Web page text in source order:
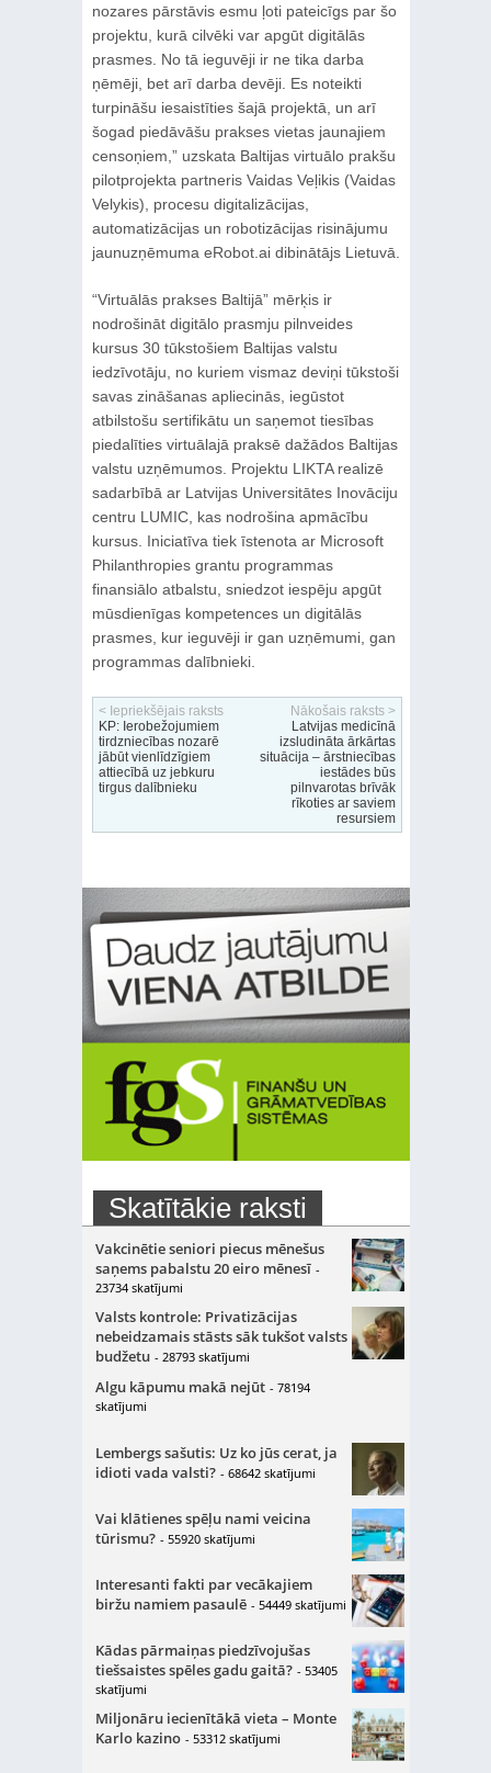
nozares pārstāvis esmu ļoti pateicīgs par šo
projektu, kurā cilvēki var apgūt digitālās
prasmes. No tā ieguvēji ir ne tika darba
ņēmēji, bet arī darba devēji. Es noteikti
turpināšu iesaistīties šajā projektā, un arī
šogad piedāvāšu prakses vietas jaunajiem
censoņiem,” uzskata Baltijas virtuālo prakšu
pilotprojekta partneris Vaidas Veļikis (Vaidas
Velykis), procesu digitalizācijas,
automatizācijas un robotizācijas risinājumu
jaunuzņēmuma eRobot.ai dibinātājs Lietuvā.
“Virtuālās prakses Baltijā” mērķis ir
nodrošināt digitālo prasmju pilnveides
kursus 30 tūkstošiem Baltijas valstu
iedzīvotāju, no kuriem vismaz deviņi tūkstoši
savas zināšanas apliecinās, iegūstot
atbilstošu sertifikātu un saņemot tiesības
piedalīties virtuālajā praksē dažādos Baltijas
valstu uzņēmumos. Projektu LIKTA realizē
sadarbībā ar Latvijas Universitātes Inovāciju
centru LUMIC, kas nodrošina apmācību
kursus. Iniciatīva tiek īstenota ar Microsoft
Philanthropies grantu programmas
finansiālo atbalstu, sniedzot iespēju apgūt
mūsdienīgas kompetences un digitālās
prasmes, kur ieguvēji ir gan uzņēmumi, gan
programmas dalībnieki.
< Iepriekšējais raksts
KP: Ierobežojumiem
tirdzniecības nozarē
jābūt vienlīdzīgiem
attiecībā uz jebkuru
tirgus dalībnieku
Nākošais raksts >
Latvijas medicīnā
izsludināta ārkārtas
situācija – ārstniecības
iestādes būs
pilnvarotas brīvāk
rīkoties ar saviem
resursiem
Skatītākie raksti
Vakcinētie seniori piecus mēnešus
saņems pabalstu 20 eiro mēnesī -
23734 skatījumi
Valsts kontrole: Privatizācijas
nebeidzamais stāsts sāk tukšot valsts
budžetu - 28793 skatījumi
Algu kāpumu makā nejūt - 78194
skatījumi
Lembergs sašutis: Uz ko jūs cerat, ja
idioti vada valsti? - 68642 skatījumi
Vai klātienes spēļu nami veicina
tūrismu? - 55920 skatījumi
Interesanti fakti par vecākajiem
biržu namiem pasaulē - 54449 skatījumi
Kādas pārmaiņas piedzīvojušas
tiešsaistes spēles gadu gaitā? - 53405
skatījumi
Miljonāru iecienītākā vieta – Monte
Karlo kazino - 53312 skatījumi